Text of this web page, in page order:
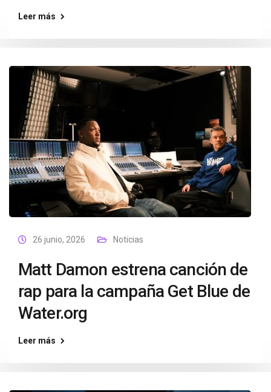
Leer más
26 junio, 2026 Noticias
Matt Damon estrena canción de
rap para la campaña Get Blue de
Water.org
Leer más